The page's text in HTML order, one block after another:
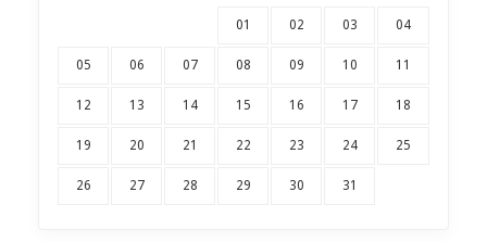
01 02 03 04
05 06 07 08 09 10 11
12 13 14 15 16 17 18
19 20 21 22 23 24 25
26 27 28 29 30 31